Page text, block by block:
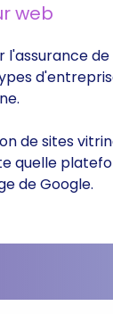
web
l'assurance
de sites
quelle
de Google.